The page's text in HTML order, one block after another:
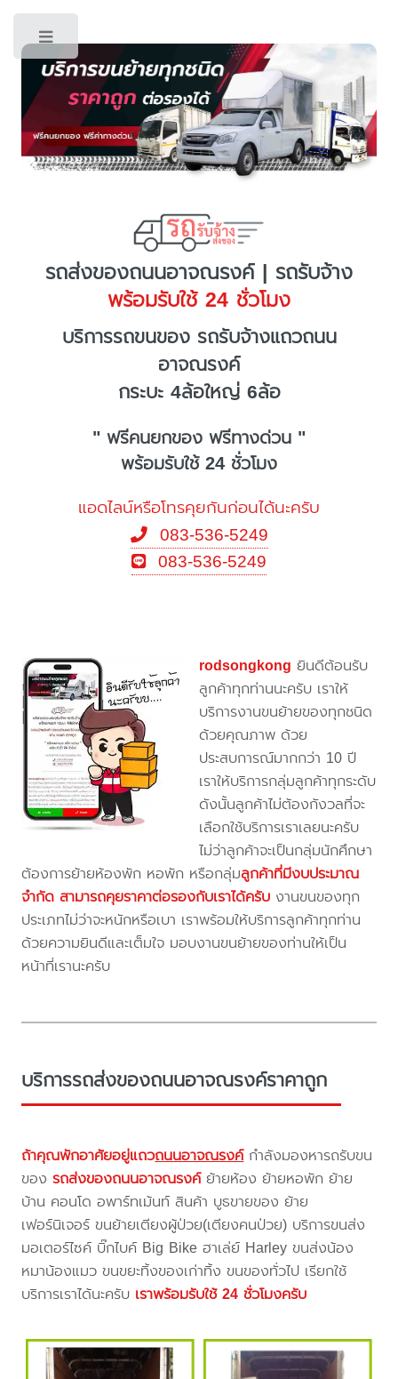
รถส่งของถนนอาจณรงค์ | รถรับจ้าง
พร้อมรับใช้ 24 ชั่วโมง
บริการรถขนของ รถรับจ้างแถวถนน
อาจณรงค์
กระบะ 4ล้อใหญ่ 6ล้อ
" ฟรีคนยกของ ฟรีทางด่วน "
พร้อมรับใช้ 24 ชั่วโมง
แอดไลน์หรือโทรคุยกันก่อนได้นะครับ
083-536-5249
083-536-5249
rodsongkong ยินดีต้อนรับ
ลูกค้าทุกท่านนะครับ เราให้
บริการงานขนย้ายของทุกชนิด
ด้วยคุณภาพ ด้วย
ประสบการณ์มากกว่า 10 ปี
เราให้บริการกลุ่มลูกค้าทุกระดับ
ดังนั้นลูกค้าไม่ต้องกังวลที่จะ
เลือกใช้บริการเราเลยนะครับ
ไม่ว่าลูกค้าจะเป็นกลุ่มนักศึกษา
ต้องการย้ายห้องพัก หอพัก หรือกลุ่มลูกค้าที่มีงบประมาณ
จำกัด สามารถคุยราคาต่อรองกับเราได้ครับ งานขนของทุก
ประเภทไม่ว่าจะหนักหรือเบา เราพร้อมให้บริการลูกค้าทุกท่าน
ด้วยความยินดีและเต็มใจ มอบงานขนย้ายของท่านให้เป็น
หน้าที่เรานะครับ
บริการรถส่งของถนนอาจณรงค์ราคาถูก
ถ้าคุณพักอาศัยอยู่แถวถนนอาจณรงค์กำลังมองหารถรับขน
ของรถส่งของถนนอาจณรงค์ย้ายห้อง ย้ายหอพัก ย้าย
บ้าน คอนโด อพาร์ทเม้นท์ สินค้า บูธขายของ ย้าย
เฟอร์นิเจอร์ ขนย้ายเตียงผู้ป่วย(เตียงคนป่วย) บริการขนส่ง
มอเตอร์ไซค์ บิ๊กไบค์ Big Bike ฮาเล่ย์ Harley ขนส่งน้อง
หมาน้องแมว ขนขยะทิ้งของเก่าทิ้ง ขนของทั่วไป เรียกใช้
บริการเราได้นะครับ เราพร้อมรับใช้ 24 ชั่วโมงครับ
Toggle